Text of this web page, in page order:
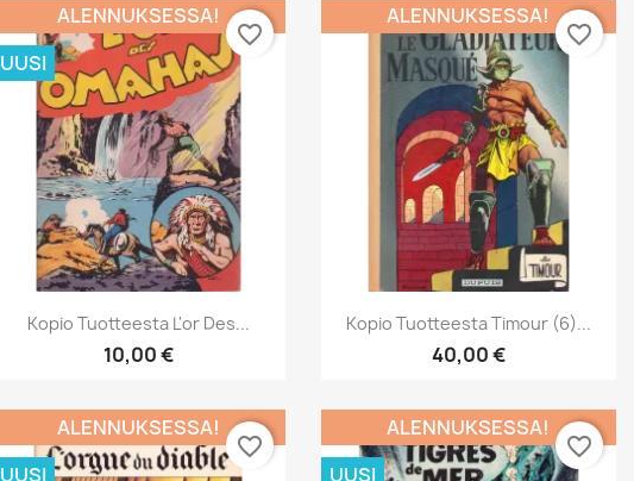
Pikakatselu
Kopio Tuotteesta L'or Des...
10,00 €
ALENNUKSESSA!
UUSI
favorite_border
Pikakatselu
Kopio Tuotteesta Timour (6)...
40,00 €
ALENNUKSESSA!
favorite_border
ALENNUKSESSA!
UUSI
favorite_border
ALENNUKSESSA!
UUSI
favorite_border